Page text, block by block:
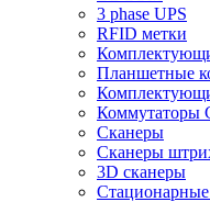
3 phase UPS
RFID метки
Планшетные
Коммутаторы
Сканеры
Сканеры
3D сканеры
Стационарные